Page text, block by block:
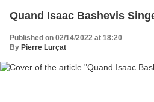
Quand Isaac Bashevis
Published on 02/14/2022 at 18:20
By Pierre Lurçat